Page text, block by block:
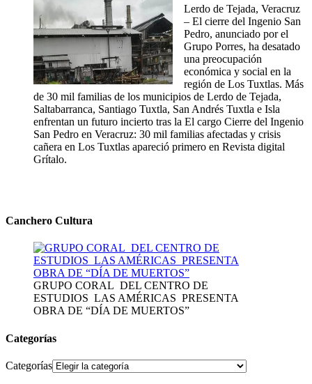
Lerdo de Tejada, Veracruz
– El cierre del Ingenio San
Pedro, anunciado por el
Grupo Porres, ha desatado
una preocupación
económica y social en la
región de Los Tuxtlas. Más
de 30 mil familias de los municipios de Lerdo de Tejada,
Saltabarranca, Santiago Tuxtla, San Andrés Tuxtla e Isla
enfrentan un futuro incierto tras la El cargo Cierre del Ingenio
San Pedro en Veracruz: 30 mil familias afectadas y crisis
cañera en Los Tuxtlas apareció primero en Revista digital
Grítalo.
Canchero Cultura
GRUPO CORAL DEL CENTRO DE
ESTUDIOS LAS AMÉRICAS PRESENTA
OBRA DE “DÍA DE MUERTOS”
Categorías
Categorías